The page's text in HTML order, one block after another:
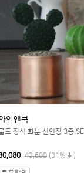
인앤쿡
드 장식 화분 선인장 3종
43,600 (31% )